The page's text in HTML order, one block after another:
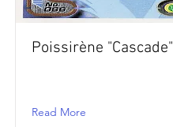
Poissirène "Cascade"
Read More